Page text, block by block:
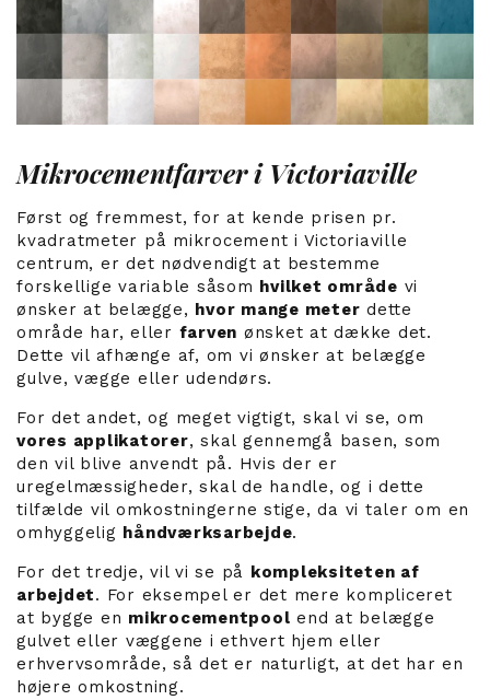
Mikrocementfarver i Victoriaville
Først og fremmest, for at kende prisen pr.
kvadratmeter på mikrocement i Victoriaville
centrum, er det nødvendigt at bestemme
forskellige variable såsom hvilket område vi
ønsker at belægge, hvor mange meter dette
område har, eller farven ønsket at dække det.
Dette vil afhænge af, om vi ønsker at belægge
gulve, vægge eller udendørs.
For det andet, og meget vigtigt, skal vi se, om
vores applikatorer, skal gennemgå basen, som
den vil blive anvendt på. Hvis der er
uregelmæssigheder, skal de handle, og i dette
tilfælde vil omkostningerne stige, da vi taler om en
omhyggelig håndværksarbejde.
For det tredje, vil vi se på kompleksiteten af ​​
arbejdet. For eksempel er det mere kompliceret
at bygge en mikrocementpool end at belægge
gulvet eller væggene i ethvert hjem eller
erhvervsområde, så det er naturligt, at det har en
højere omkostning.